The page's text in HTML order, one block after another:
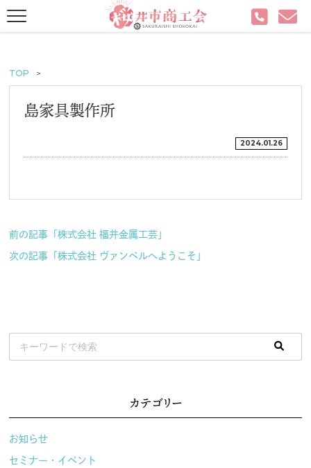
TOP
島家具製作所
2024.01.26
前の記事「株式会社 福井金属工芸」
次の記事「株式会社 ヴァンベルへようこそ」
カテゴリー
お知らせ
セミナー・イベント